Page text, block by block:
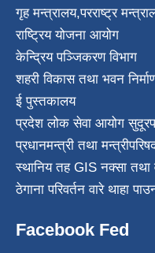
गृह मन्त्रालय,परराष्ट्र
राष्ट्रिय योजना आयोग
केन्द्रिय पञ्जिकरण विभाग
शहरी विकास तथा भवन
ई पुस्तकालय
प्रदेश लोक सेवा आयोग
प्रधानमन्त्री तथा
स्थानिय तह GIS नक्सा
ठेगाना परिवर्तन वारे थाहा
Facebook Fed